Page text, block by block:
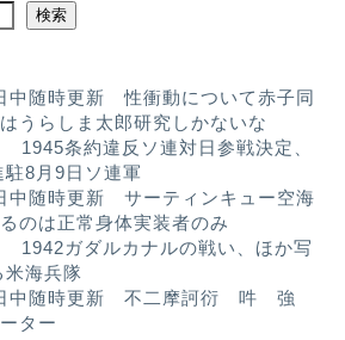
検索
中随時更新 性衝動について赤子同
うらしま太郎研究しかないな
1945条約違反ソ連対日参戦決定、
8月9日ソ連軍
中随時更新 サーティンキュー空海
のは正常身体実装者のみ
1942ガダルカナルの戦い、ほか写
海兵隊
中随時更新 不二摩訶衍 吽 強
ター